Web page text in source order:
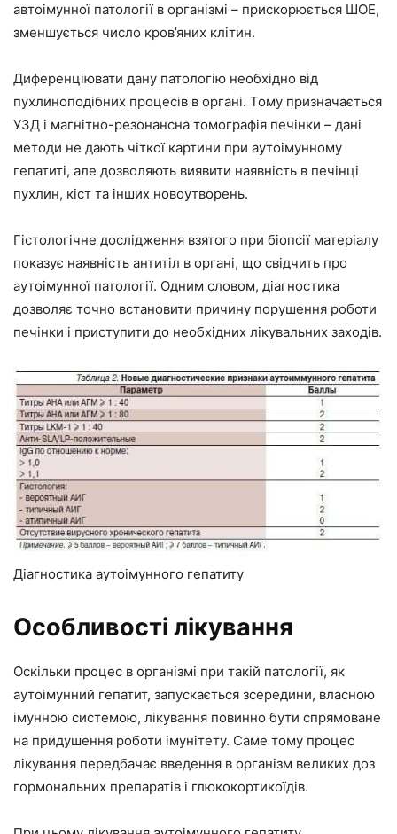
автоімунної патології в організмі – прискорюється ШОЕ,
зменшується число кров’яних клітин.
Диференціювати дану патологію необхідно від
пухлиноподібних процесів в органі. Тому призначається
УЗД і магнітно-резонансна томографія печінки – дані
методи не дають чіткої картини при аутоімунному
гепатиті, але дозволяють виявити наявність в печінці
пухлин, кіст та інших новоутворень.
Гістологічне дослідження взятого при біопсії матеріалу
показує наявність антитіл в органі, що свідчить про
аутоімунної патології. Одним словом, діагностика
дозволяє точно встановити причину порушення роботи
печінки і приступити до необхідних лікувальних заходів.
Діагностика аутоімунного гепатиту
Особливості лікування
Оскільки процес в організмі при такій патології, як
аутоімунний гепатит, запускається зсередини, власною
імунною системою, лікування повинно бути спрямоване
на придушення роботи імунітету. Саме тому процес
лікування передбачає введення в організм великих доз
гормональних препаратів і глюкокортикоїдів.